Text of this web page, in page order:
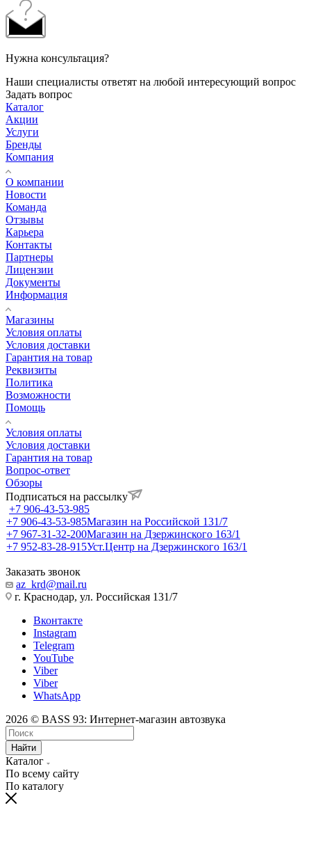
Нужна консультация?
Наши специалисты ответят на любой интересующий вопрос
Задать вопрос
Каталог
Акции
Услуги
Бренды
Компания
О компании
Новости
Команда
Отзывы
Карьера
Контакты
Партнеры
Лицензии
Документы
Информация
Магазины
Условия оплаты
Условия доставки
Гарантия на товар
Реквизиты
Политика
Возможности
Помощь
Условия оплаты
Условия доставки
Гарантия на товар
Вопрос-ответ
Обзоры
Подписаться на рассылку
+7 906-43-53-985
+7 906-43-53-985Магазин на Российской 131/7
+7 967-31-32-200Магазин на Дзержинского 163/1
+7 952-83-28-915Уст.Центр на Дзержинского 163/1
Заказать звонок
az_krd@mail.ru
г. Краснодар, ул. Российская 131/7
Вконтакте
Instagram
Telegram
YouTube
Viber
Viber
WhatsApp
2026 © BASS 93: Интернет-магазин автозвука
Найти
Каталог
По всему сайту
По каталогу